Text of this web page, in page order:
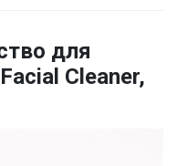
для
Cleaner,